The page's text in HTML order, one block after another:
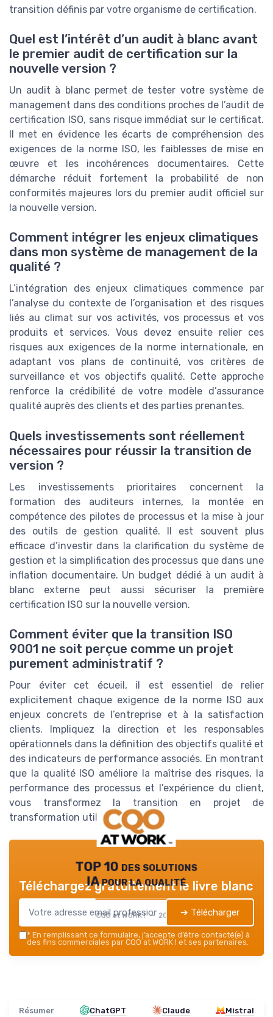
transition définis par votre organisme de certification.
Quel est l’intérêt d’un audit à blanc avant
le premier audit de certification sur la
nouvelle version ?
Un audit à blanc permet de tester votre système de
management dans des conditions proches de l’audit de
certification ISO, sans risque immédiat sur le certificat.
Il met en évidence les écarts de compréhension des
exigences de la norme ISO, les faiblesses de mise en
œuvre et les incohérences documentaires. Cette
démarche réduit fortement la probabilité de non
conformités majeures lors du premier audit officiel sur
la nouvelle version.
Comment intégrer les enjeux climatiques
dans mon système de management de la
qualité ?
L’intégration des enjeux climatiques commence par
l’analyse du contexte de l’organisation et des risques
liés au climat sur vos activités, vos processus et vos
produits et services. Vous devez ensuite relier ces
risques aux exigences de la norme internationale, en
adaptant vos plans de continuité, vos critères de
surveillance et vos objectifs qualité. Cette approche
renforce la crédibilité de votre modèle d’assurance
qualité auprès des clients et des parties prenantes.
Quels investissements sont réellement
nécessaires pour réussir la transition de
version ?
Les investissements prioritaires concernent la
formation des auditeurs internes, la montée en
compétence des pilotes de processus et la mise à jour
des outils de gestion qualité. Il est souvent plus
efficace d’investir dans la clarification du système de
gestion et la simplification des processus que dans une
inflation documentaire. Un budget dédié à un audit à
blanc externe peut aussi sécuriser la première
certification ISO sur la nouvelle version.
Comment éviter que la transition ISO
9001 ne soit perçue comme un projet
purement administratif ?
Pour éviter cet écueil, il est essentiel de relier
explicitement chaque exigence de la norme ISO aux
enjeux concrets de l’entreprise et à la satisfaction
clients. Impliquez la direction et les responsables
opérationnels dans la définition des objectifs qualité et
des indicateurs de performance associés. En montrant
que la qualité ISO améliore la maîtrise des risques, la
performance des processus et l’expérience du client,
vous transformez la transition en projet de
transformation utile et légitime.
TOP 10 des solutions
IA pour la qualité
CQO at WORK ! — 2026
Téléchargez gratuitement le livre blanc
➔ Télécharger
* En remplissant ce formulaire, j’accepte d’être contacté(e) à
des fins commerciales par CQO at WORK ! et ses partenaires.
Résumer ChatGPT Claude Mistral